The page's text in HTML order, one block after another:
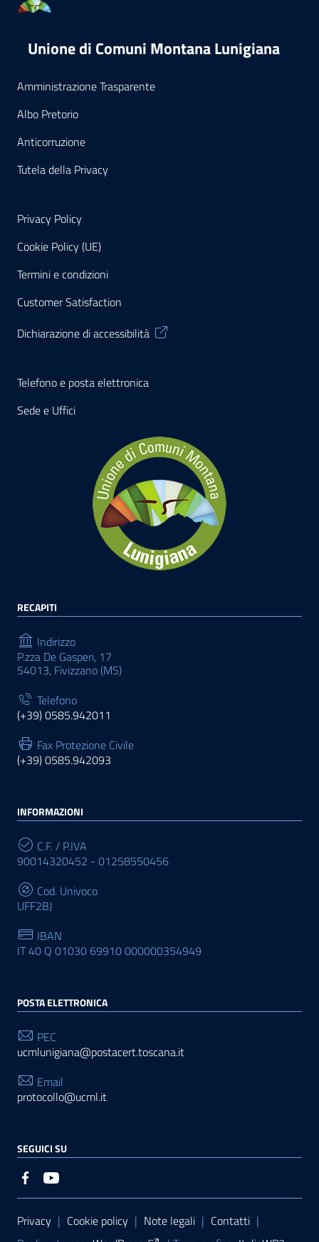
Unione di Comuni Montana Lunigiana
Amministrazione Trasparente
Albo Pretorio
Anticorruzione
Tutela della Privacy
Privacy Policy
Cookie Policy (UE)
Termini e condizioni
Customer Satisfaction
Dichiarazione di accessibilità
Telefono e posta elettronica
Sede e Uffici
RECAPITI
Indirizzo
P.zza De Gasperi, 17
54013, Fivizzano (MS)
Telefono
(+39) 0585.942011
Fax Protezione Civile
(+39) 0585.942093
INFORMAZIONI
C.F. / P.IVA
90014320452 - 01258550456
Cod. Univoco
UFF2BJ
IBAN
IT 40 Q 01030 69910 000000354949
POSTA ELETTRONICA
PEC
ucmlunigiana@postacert.toscana.it
Email
protocollo@ucml.it
SEGUICI SU
Sezione Link Utili
Privacy | Cookie policy | Note legali | Contatti |